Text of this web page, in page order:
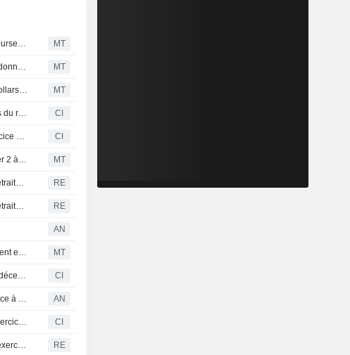
Berenberg relève l'objectif de cours de Standard Life plc après des remboursements de dette ; recommandation d'achat maintenue MT
Standard Life plc rembourse 250 millions de livres sterling de titres subordonnés de catégorie 3 MT
Standard Life plc finalise le remboursement anticipé de 350 millions de dollars de titres Tier 2 MT
Standard Life plc (LSE:SDLF) a fait l'acquisition d'un portefeuille de rentes du régime de retraite du personnel d'Abbey Life Assurance Company Limited auprès dudit régime pour 200 millions de livres sterling. CI
Standard Life plc annonce et approuve le dividende final au titre de l'exercice clos le 31 décembre 2025 CI
Standard Life plc va procéder au remboursement anticipé de ses titres Tier 2 à échéance 2031 MT
Un consortium mené par CVC Capital en pole position pour l'activité de retraites de Standard Life, selon le FT RE
Un consortium mené par CVC Capital en pole position pour l'activité de retraites de Standard Life, selon le FT RE
AN
Le FTSE 100 termine en baisse ; Barratt Redrow et Standard Life s'inscrivent en hausse MT
Standard Life plc publie ses résultats financiers pour l'exercice clos le 31 décembre 2025 CI
Standard Life vise une nouvelle croissance et augmente son dividende face à la hausse de ses bénéfices AN
Standard Life plc recommande le versement d'un dividende final pour l'exercice 2025 CI
Standard Life publie un EBIT ajusté IFRS de 945 millions de livres pour l'exercice RE